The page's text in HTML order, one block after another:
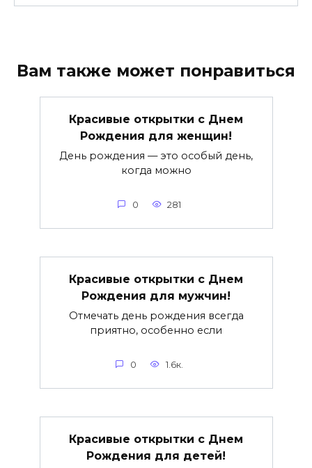
Вам также может понравиться
Красивые открытки c Днем
Рождения для женщин!
День рождения — это особый день,
когда можно
0 281
Красивые открытки c Днем
Рождения для мужчин!
Отмечать день рождения всегда
приятно, особенно если
0 1.6к.
Красивые открытки c Днем
Рождения для детей!